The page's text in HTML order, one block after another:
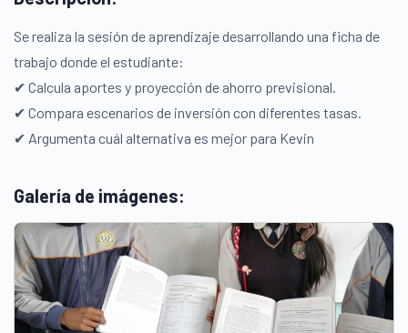
Se realiza la sesión de aprendizaje desarrollando una ficha de
trabajo donde el estudiante:
✔ Calcula aportes y proyección de ahorro previsional.
✔ Compara escenarios de inversión con diferentes tasas.
✔ Argumenta cuál alternativa es mejor para Kevin
Galería de imágenes: